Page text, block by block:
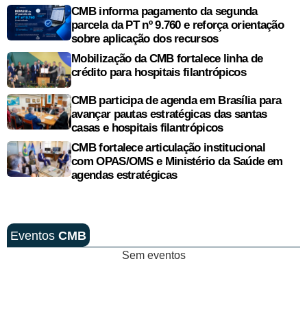
CMB informa pagamento da segunda
parcela da PT nº 9.760 e reforça orientação
sobre aplicação dos recursos
Mobilização da CMB fortalece linha de
crédito para hospitais filantrópicos
CMB participa de agenda em Brasília para
avançar pautas estratégicas das santas
casas e hospitais filantrópicos
CMB fortalece articulação institucional
com OPAS/OMS e Ministério da Saúde em
agendas estratégicas
Eventos CMB
Sem eventos